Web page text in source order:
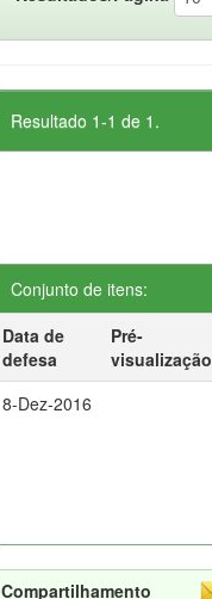
Resultado 1-1 de 1.
Conjunto de itens:
Data de
defesa
Pré-
visualização
8-Dez-2016
Compartilhamento